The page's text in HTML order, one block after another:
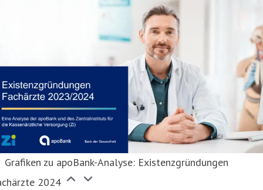
Grafiken zu apoBank-Analyse: Existenzgründungen
2024